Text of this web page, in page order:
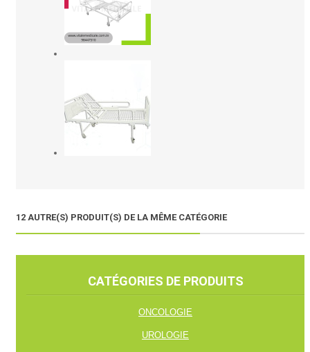
12 AUTRE(S) PRODUIT(S) DE LA MÊME CATÉGORIE
CATÉGORIES DE PRODUITS
ONCOLOGIE
UROLOGIE